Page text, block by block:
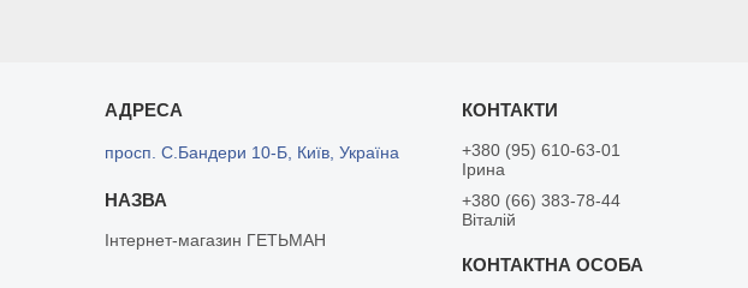
просп. С.Бандери 10-Б, Київ, Україна
Інтернет-магазин ГЕТЬМАН
+380 (95) 610-63-01
Ірина
+380 (66) 383-78-44
Віталій